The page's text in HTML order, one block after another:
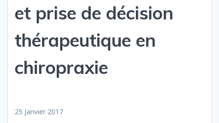
et prise de décision
thérapeutique en
chiropraxie
25 Janvier 2017